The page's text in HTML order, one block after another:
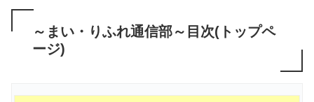
～まい・りふれ通信部～目次(トップペ
ージ)